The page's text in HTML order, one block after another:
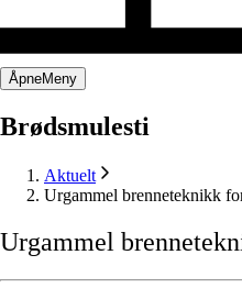
ÅpneMeny
Brødsmulesti
Aktuelt
Urgammel brenneteknikk
Urgammel